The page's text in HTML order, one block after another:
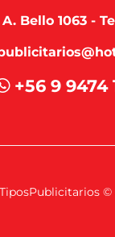
A. Bello 1063 -
+56 9 9474
TiposPublicitarios ©